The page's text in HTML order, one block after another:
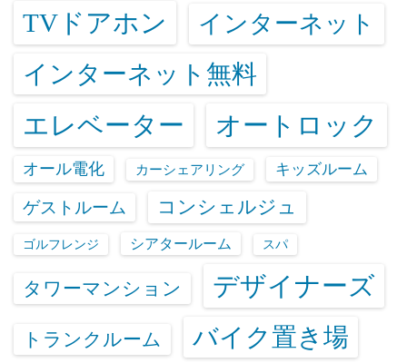
TVドアホン インターネット
インターネット無料
エレベーター オートロック
オール電化 カーシェアリング キッズルーム
ゲストルーム コンシェルジュ
ゴルフレンジ シアタールーム スパ
タワーマンション デザイナーズ
トランクルーム バイク置き場